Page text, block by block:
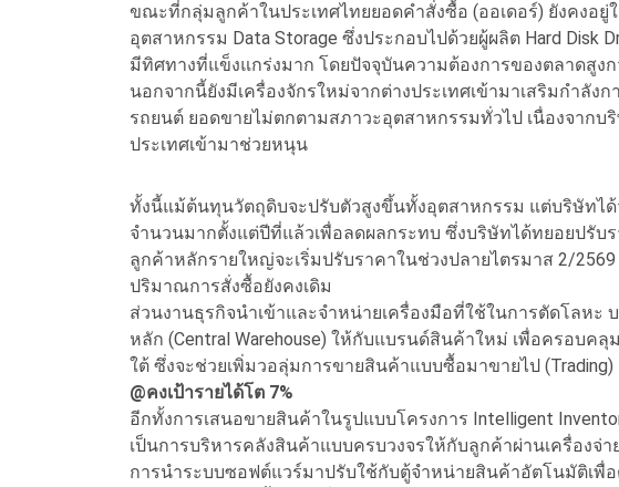
ขณะที่กลุ่มลูกค้าในประเทศไทยยอดคำสั่งซื้อ (ออเดอร์) ยังคงอยู่
อุตสาหกรรม Data Storage ซึ่งประกอบไปด้วยผู้ผลิต Hard Disk
มีทิศทางที่แข็งแกร่งมาก โดยปัจจุบันความต้องการของตลาดสูง
นอกจากนี้ยังมีเครื่องจักรใหม่จากต่างประเทศเข้ามาเสริมกำลัง
รถยนต์ ยอดขายไม่ตกตามสภาวะอุตสาหกรรมทั่วไป เนื่องจาก
ประเทศเข้ามาช่วยหนุน
ทั้งนี้แม้ต้นทุนวัตถุดิบจะปรับตัวสูงขึ้นทั้งอุตสาหกรรม แต่บริษัทไ
จำนวนมากตั้งแต่ปีที่แล้วเพื่อลดผลกระทบ ซึ่งบริษัทได้ทยอยปรั
ลูกค้าหลักรายใหญ่จะเริ่มปรับราคาในช่วงปลายไตรมาส 2/
ปริมาณการสั่งซื้อยังคงเดิม
ส่วนงานธุรกิจนำเข้าและจำหน่ายเครื่องมือที่ใช้ในการตัดโลห
หลัก (Central Warehouse) ให้กับแบรนด์สินค้าใหม่ เพื่อครอบคลุ
ใต้ ซึ่งจะช่วยเพิ่มวอลุ่มการขายสินค้าแบบซื้อมาขายไป (Trading)
@คงเป้ารายได้โต 7%
อีกทั้งการเสนอขายสินค้าในรูปแบบโครงการ Intelligent
เป็นการบริหารคลังสินค้าแบบครบวงจรให้กับลูกค้าผ่านเครื่องจ่า
การนำระบบซอฟต์แวร์มาปรับใช้กับตู้จำหน่ายสินค้าอัตโนมัติเพื่